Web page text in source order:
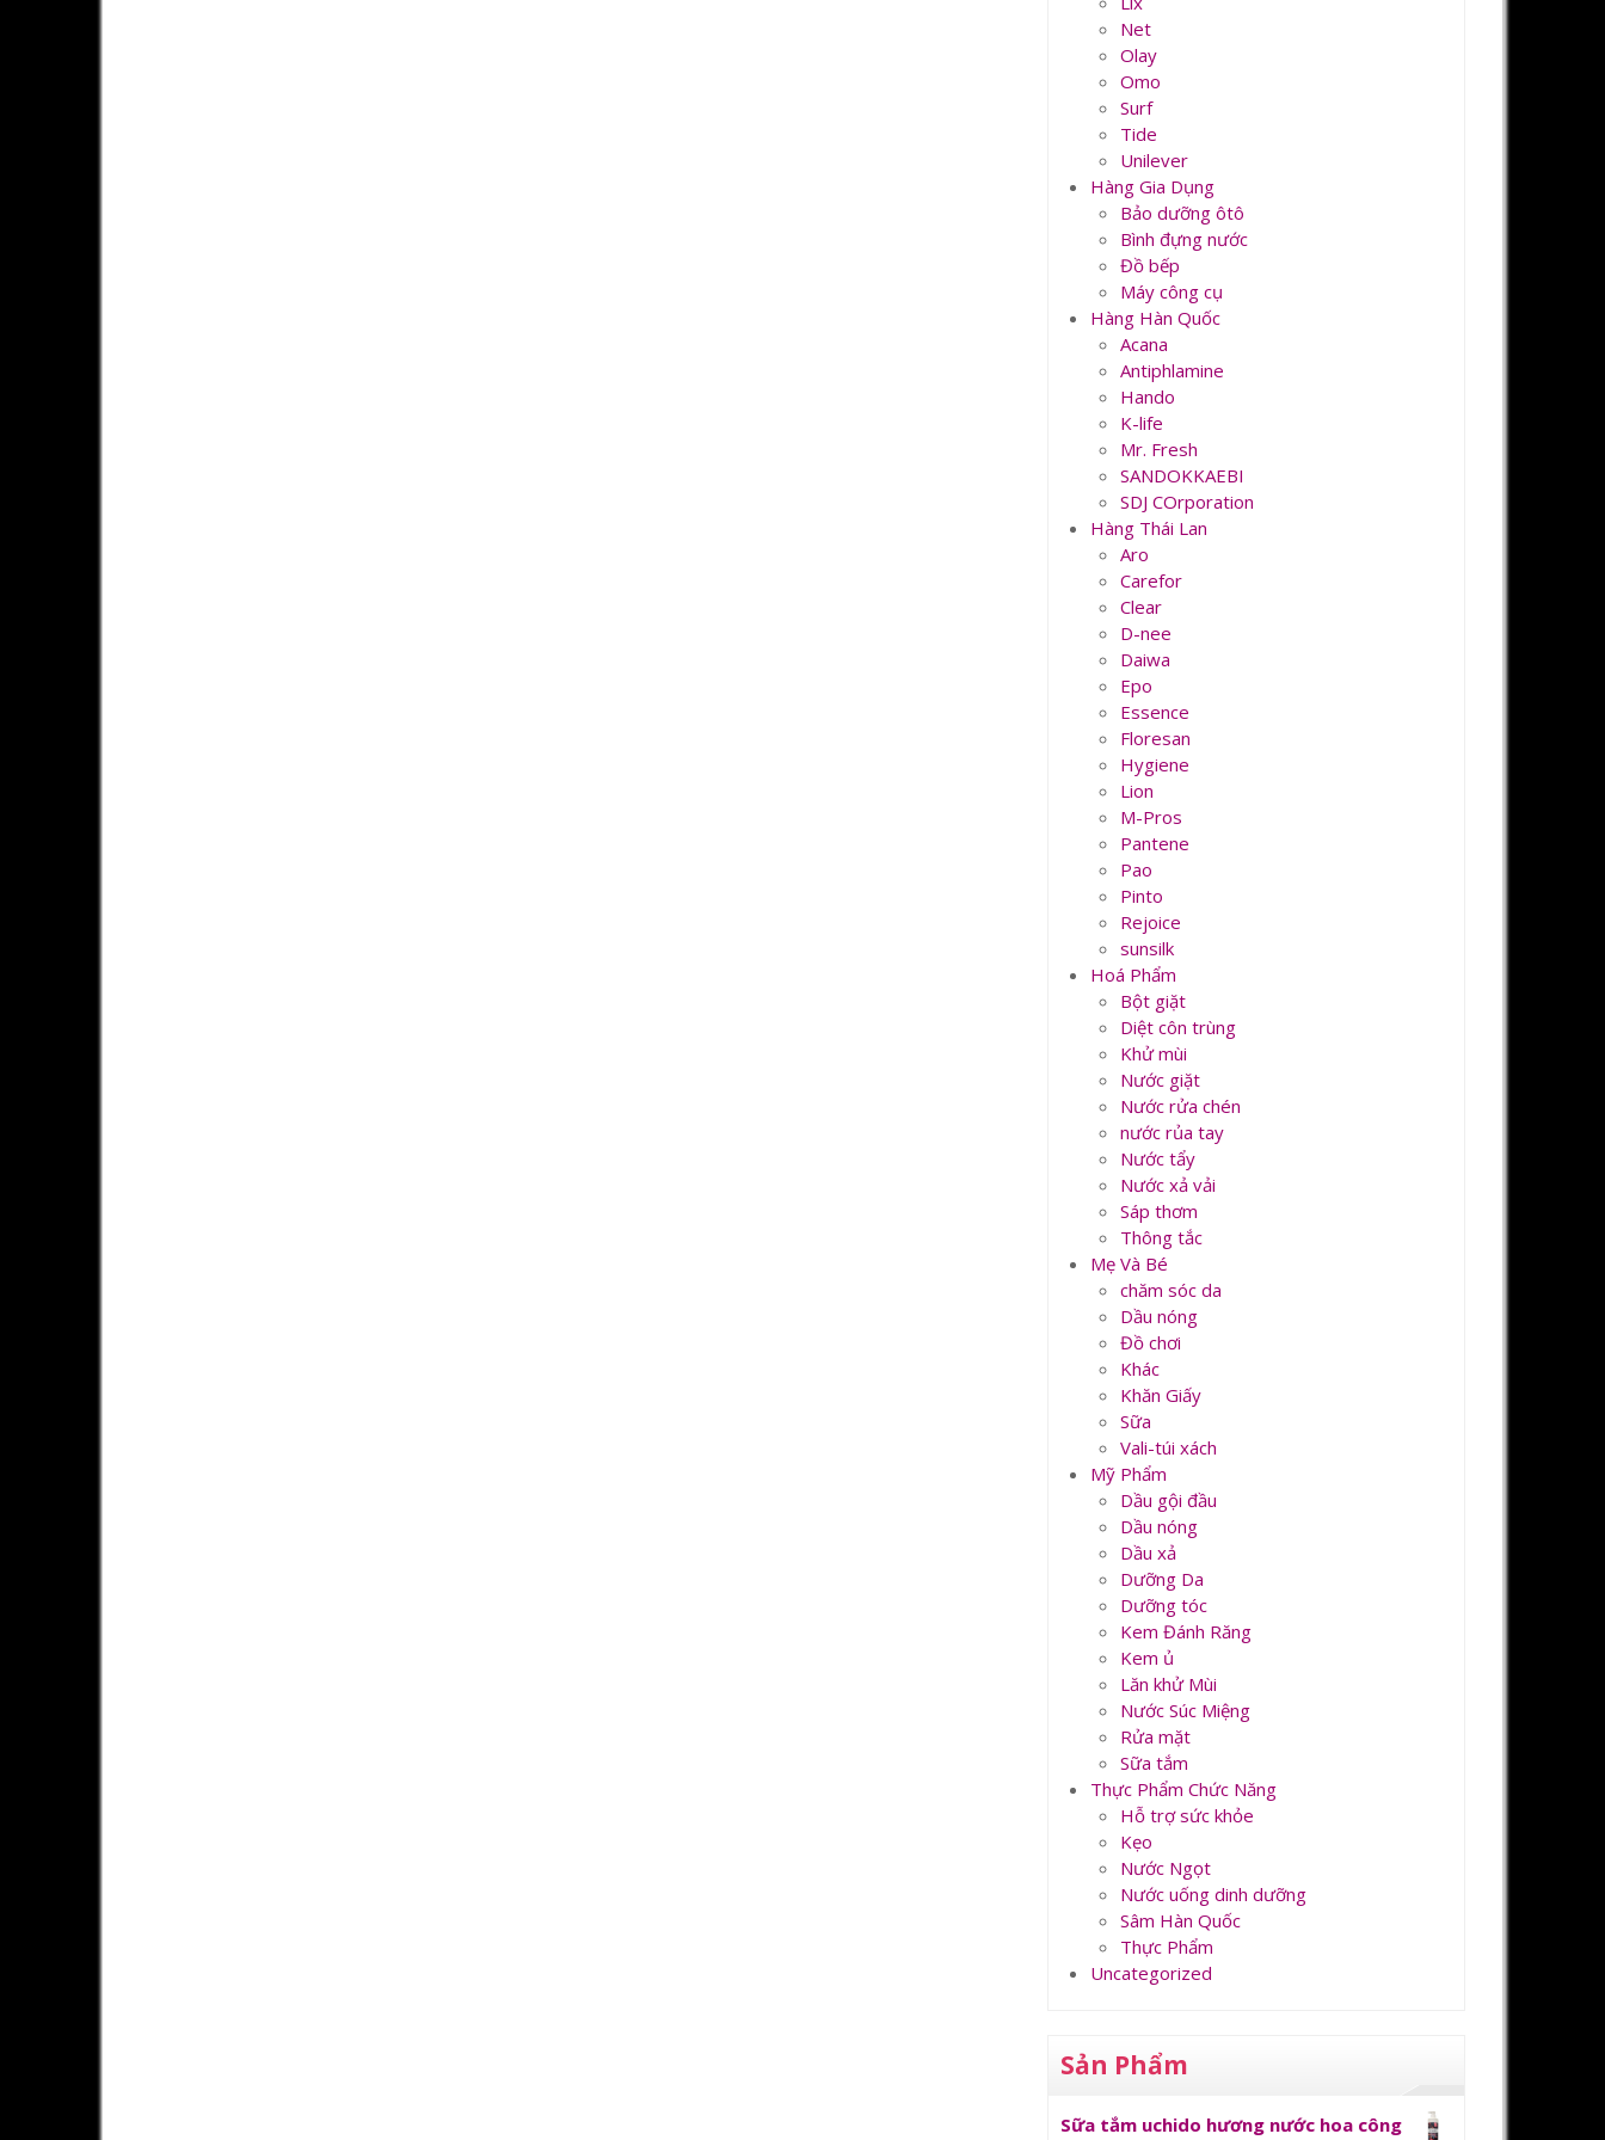
Net
Olay
Omo
Surf
Tide
Unilever
Hàng Gia Dụng
Bảo dưỡng ôtô
Bình đựng nước
Đồ bếp
Máy công cụ
Hàng Hàn Quốc
Acana
Antiphlamine
Hando
K-life
Mr. Fresh
SANDOKKAEBI
SDJ COrporation
Hàng Thái Lan
Aro
Carefor
Clear
D-nee
Daiwa
Epo
Essence
Floresan
Hygiene
Lion
M-Pros
Pantene
Pao
Pinto
Rejoice
sunsilk
Hoá Phẩm
Bột giặt
Diệt côn trùng
Khử mùi
Nước giặt
Nước rửa chén
nước rủa tay
Nước tẩy
Nước xả vải
Sáp thơm
Thông tắc
Mẹ Và Bé
chăm sóc da
Dầu nóng
Đồ chơi
Khác
Khăn Giấy
Sữa
Vali-túi xách
Mỹ Phẩm
Dầu gội đầu
Dầu nóng
Dầu xả
Dưỡng Da
Dưỡng tóc
Kem Đánh Răng
Kem ủ
Lăn khử Mùi
Nước Súc Miệng
Rửa mặt
Sữa tắm
Thực Phẩm Chức Năng
Hỗ trợ sức khỏe
Kẹo
Nước Ngọt
Nước uống dinh dưỡng
Sâm Hàn Quốc
Thực Phẩm
Uncategorized
Sản Phẩm
Sữa tắm uchido hương nước hoa công